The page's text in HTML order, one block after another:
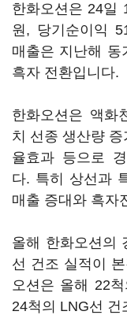
한화오션은 24일
원, 당기순이익
매출은 지난해 동
흑자 전환입니다.
한화오션은 액화
치 선종 생산량
율효과 등으로
다. 특히 상선과
매출 증대와 흑자
올해 한화오션의
선 건조 실적이
오션은 올해 22
24척의 LNG선 건